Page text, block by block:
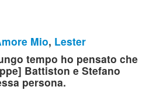
Mio, Lester
tempo ho pensato che
Battiston e Stefano
persona.